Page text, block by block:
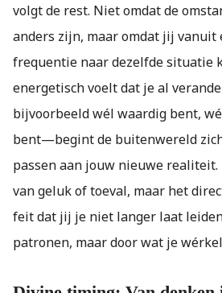
volgt de rest. Niet omdat de
anders zijn, maar omdat jij vanuit
frequentie naar dezelfde situatie
energetisch voelt dat je al
bijvoorbeeld wél waardig bent,
bent—begint de buitenwereld
passen aan jouw nieuwe
van geluk of toeval, maar het
feit dat jij je niet langer laat
patronen, maar door wat je